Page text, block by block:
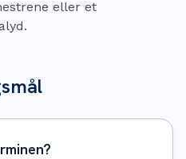
eller et